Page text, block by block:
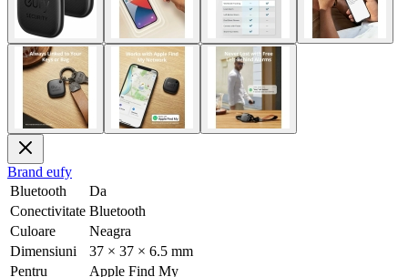
Brand eufy
Bluetooth
Da
Conectivitate Bluetooth
Culoare
Neagra
Dimensiuni
37 × 37 × 6.5 mm
Pentru
Apple Find My